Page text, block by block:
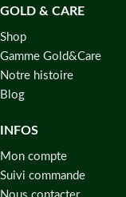
GOLD & CARE
Shop
Gamme Gold&Care
Notre histoire
Blog
INFOS
Mon compte
Suivi commande